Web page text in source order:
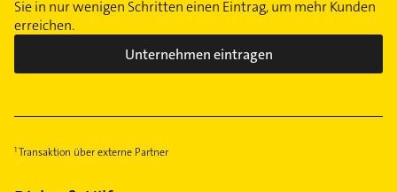
Sie in nur wenigen Schritten einen Eintrag, um mehr Kunden
erreichen.
Unternehmen eintragen
Transaktion über externe Partner